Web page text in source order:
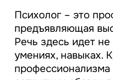
Психолог – это
предъявляющая
Речь здесь идет
умениях, навыках.
профессионализма